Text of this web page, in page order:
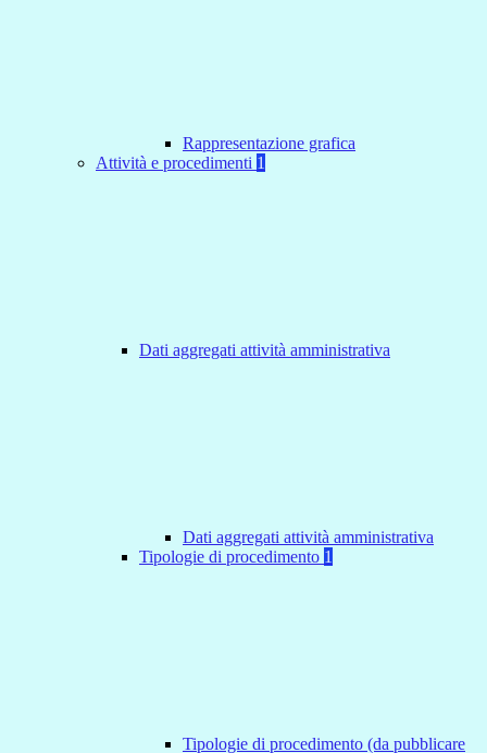
Rappresentazione grafica
Attività e procedimenti 1
Dati aggregati attività amministrativa
Dati aggregati attività amministrativa
Tipologie di procedimento 1
Tipologie di procedimento (da pubblicare